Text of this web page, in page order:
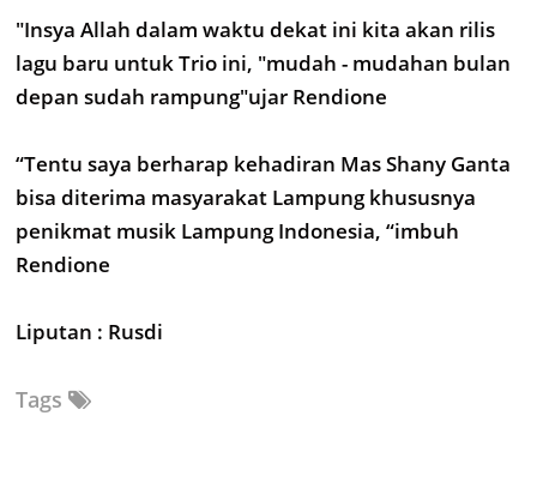
"Insya Allah dalam waktu dekat ini kita akan rilis
lagu baru untuk Trio ini, "mudah - mudahan bulan
depan sudah rampung"ujar Rendione
“Tentu saya berharap kehadiran Mas Shany Ganta
bisa diterima masyarakat Lampung khususnya
penikmat musik Lampung Indonesia, “imbuh
Rendione
Liputan : Rusdi
Tags